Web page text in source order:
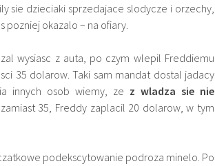
sie dzieciaki sprzedajace slodycze i orzechy,
pozniej okazalo – na ofiary.
wysiasc z auta, po czym wlepil Freddiemu
35 dolarow. Taki sam mandat dostal jadacy
innych osob wiemy, ze z wladza sie nie
35, Freddy zaplacil 20 dolarow, w tym
podekscytowanie podroza minelo. Po